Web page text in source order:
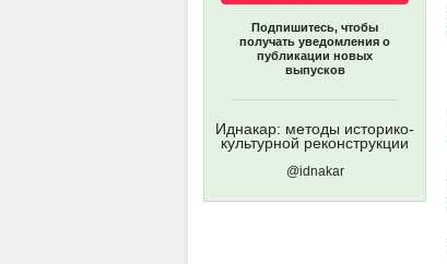
Подпишитесь, чтобы
получать уведомления о
публикации новых
выпусков
Иднакар: методы историко-
культурной реконструкции
@idnakar